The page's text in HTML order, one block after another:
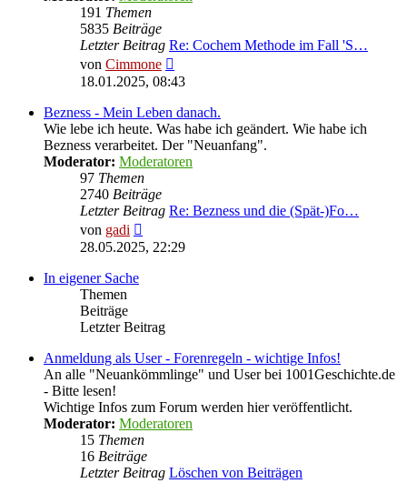
191 Themen
5835 Beiträge
Letzter Beitrag Re: Cochem Methode im Fall 'S…
von Cimmone
Beitrag
18.01.2025, 08:43
Bezness - Mein Leben danach.
Wie lebe ich heute. Was habe ich geändert. Wie habe ich
Bezness verarbeitet. Der "Neuanfang".
Moderator: Moderatoren
97 Themen
2740 Beiträge
Letzter Beitrag Re: Bezness und die (Spät-)Fo…
von gadi
Beitrag
28.05.2025, 22:29
In eigener Sache
Themen
Beiträge
Letzter Beitrag
Anmeldung als User - Forenregeln - wichtige Infos!
An alle "Neuankömmlinge" und User bei 1001Geschichte.de
- Bitte lesen!
Wichtige Infos zum Forum werden hier veröffentlicht.
Moderator: Moderatoren
15 Themen
16 Beiträge
Letzter Beitrag Löschen von Beiträgen